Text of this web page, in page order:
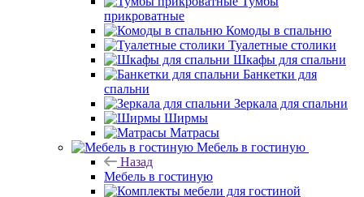
прикроватные
Комоды в спальню
Туалетные столики
Шкафы для спальни
Банкетки для
спальни
Зеркала для спальни
Ширмы
Матрасы
Мебель в гостиную
Назад
Мебель в гостиную